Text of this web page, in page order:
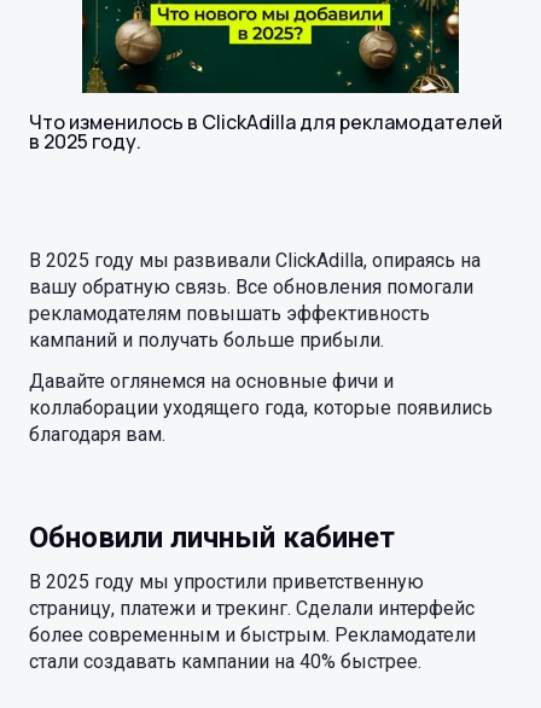
Что изменилось в ClickAdilla для рекламодателей
в 2025 году.
В 2025 году мы развивали ClickAdilla, опираясь на
вашу обратную связь. Все обновления помогали
рекламодателям повышать эффективность
кампаний и получать больше прибыли.
Давайте оглянемся на основные фичи и
коллаборации уходящего года, которые появились
благодаря вам.
Обновили личный кабинет
В 2025 году мы упростили приветственную
страницу, платежи и трекинг. Сделали интерфейс
более современным и быстрым. Рекламодатели
стали создавать кампании на 40% быстрее.